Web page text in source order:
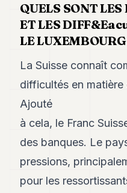
QUELS SONT
ET LES
LE
La Suisse connaît
difficultés en
Ajouté
à cela, le Franc
des banques. Le
pressions,
pour les